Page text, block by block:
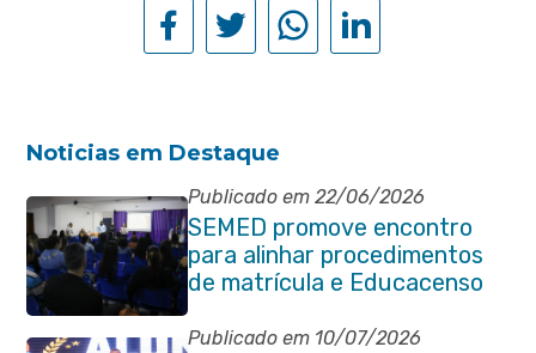
Noticias em Destaque
Publicado em 22/06/2026
SEMED promove encontro
para alinhar procedimentos
de matrícula e Educacenso
2026
Publicado em 10/07/2026